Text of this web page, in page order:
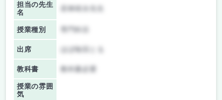
担当の先生
名
若林靖永先生
授業種別
出席 ほぼ毎回とる
教科書 教科書必要
授業の雰囲
気